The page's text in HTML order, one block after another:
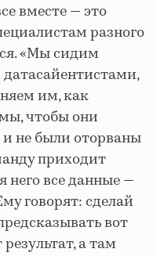
вместе — это
разного
«Мы сидим
им, как
чтобы они
не были оторваны
приходит
него все данные —
говорят: сделай
вот
а там